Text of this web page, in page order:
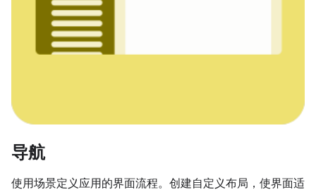
导航
使用场景定义应用的界面流程。创建自定义布局，使界面适